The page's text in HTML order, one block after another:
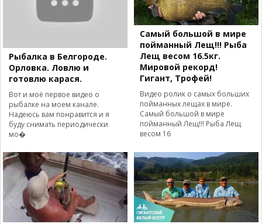
Рыбалка в Белгороде.
Орловка. Ловлю и
готовлю карася.
Вот и моё первое видео о
рыбалке на моем канале.
Надеюсь вам понравится и я
буду снимать периодически
мо�
Самый большой в мире
пойманный Лещ!!! Рыба
Лещ весом 16.5кг.
Мировой рекорд!
Гигант, Трофей!
Видео ролик о самых больших
пойманных лещах в мире.
Самый большой в мире
пойманный Лещ!!! Рыба Лещ
весом 16